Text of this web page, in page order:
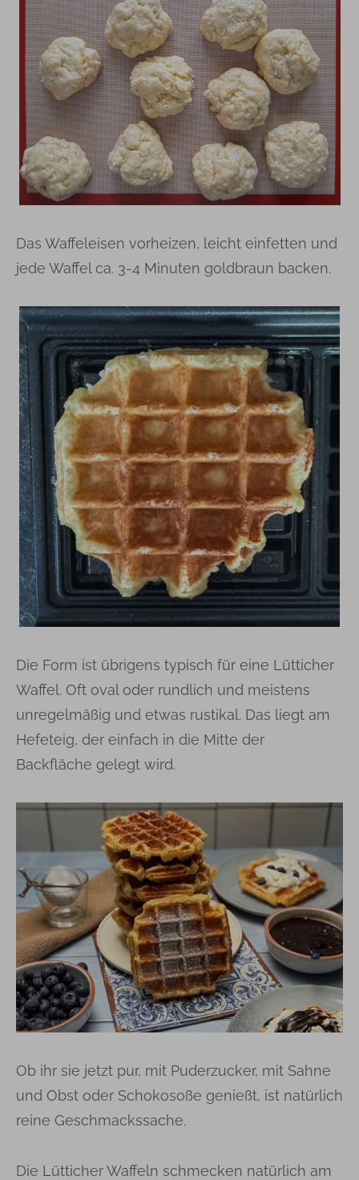
Das Waffeleisen vorheizen, leicht einfetten und
jede Waffel ca. 3-4 Minuten goldbraun backen.
Die Form ist übrigens typisch für eine Lütticher
Waffel. Oft oval oder rundlich und meistens
unregelmäßig und etwas rustikal. Das liegt am
Hefeteig, der einfach in die Mitte der
Backfläche gelegt wird.
Ob ihr sie jetzt pur, mit Puderzucker, mit Sahne
und Obst oder Schokosoße genießt, ist natürlich
reine Geschmackssache.
Die Lütticher Waffeln schmecken natürlich am